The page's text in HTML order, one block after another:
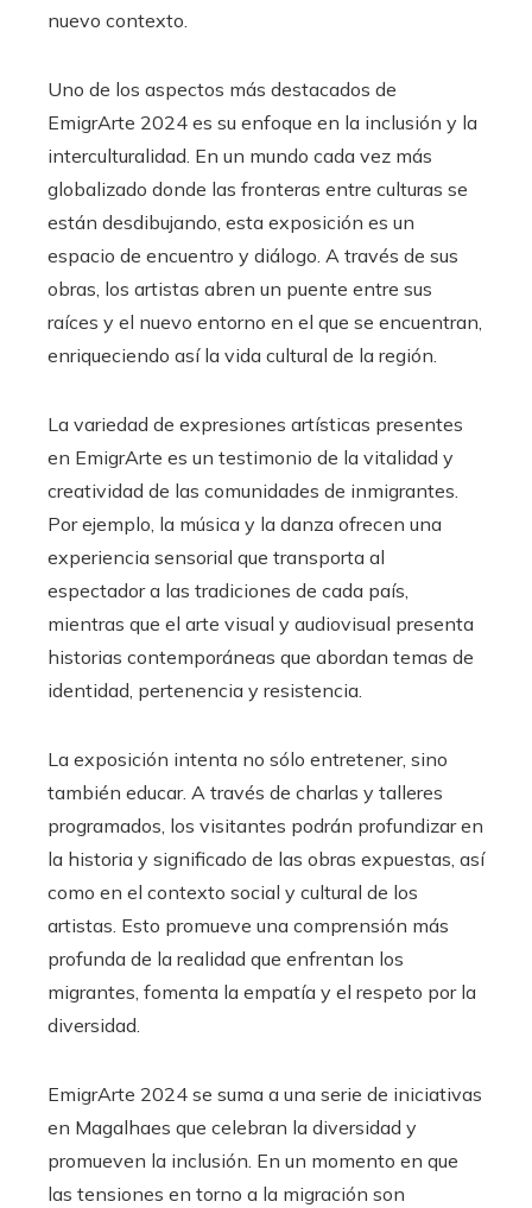
nuevo contexto.
Uno de los aspectos más destacados de
EmigrArte 2024 es su enfoque en la inclusión y la
interculturalidad. En un mundo cada vez más
globalizado donde las fronteras entre culturas se
están desdibujando, esta exposición es un
espacio de encuentro y diálogo. A través de sus
obras, los artistas abren un puente entre sus
raíces y el nuevo entorno en el que se encuentran,
enriqueciendo así la vida cultural de la región.
La variedad de expresiones artísticas presentes
en EmigrArte es un testimonio de la vitalidad y
creatividad de las comunidades de inmigrantes.
Por ejemplo, la música y la danza ofrecen una
experiencia sensorial que transporta al
espectador a las tradiciones de cada país,
mientras que el arte visual y audiovisual presenta
historias contemporáneas que abordan temas de
identidad, pertenencia y resistencia.
La exposición intenta no sólo entretener, sino
también educar. A través de charlas y talleres
programados, los visitantes podrán profundizar en
la historia y significado de las obras expuestas, así
como en el contexto social y cultural de los
artistas. Esto promueve una comprensión más
profunda de la realidad que enfrentan los
migrantes, fomenta la empatía y el respeto por la
diversidad.
EmigrArte 2024 se suma a una serie de iniciativas
en Magalhaes que celebran la diversidad y
promueven la inclusión. En un momento en que
las tensiones en torno a la migración son